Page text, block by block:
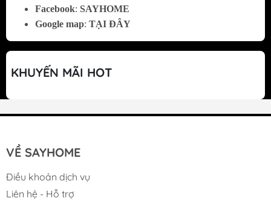
Tâm lỗ vít: 96-128mm
Chiều dài: 153-205mm
Chiều cao: 30mm
Facebook: SAYHOME
Google map: TẠI ĐÂY
KHUYẾN MÃI HOT
VỀ SAYHOME
Điều khoản dịch vụ
Liên hệ - Hỗ trợ